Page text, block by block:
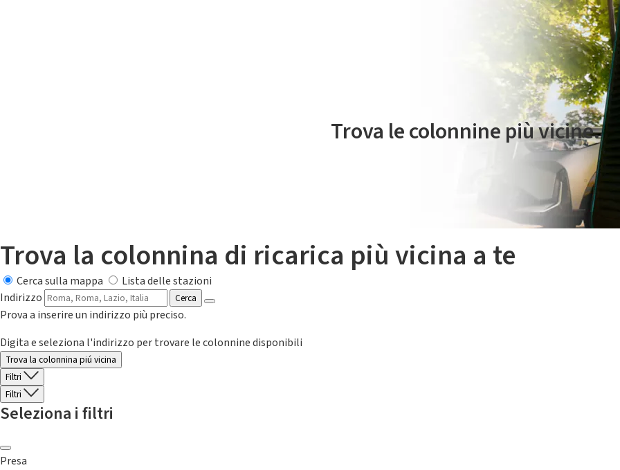
Il servizio di mobilità elettrica è gestito da Plenitude On The Road
Trova le colonnine più vicine.
Trova la colonnina di ricarica più vicina a te
Cerca sulla mappa
Lista delle stazioni
Indirizzo
Cerca
Prova a inserire un indirizzo più preciso.
Digita e seleziona l'indirizzo per trovare le colonnine disponibili
Trova la colonnina piú vicina
Filtri
Filtri
Seleziona i filtri
Presa